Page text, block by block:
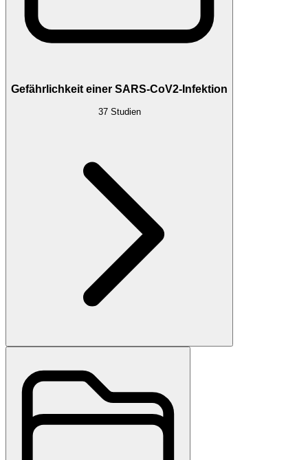
Gefährlichkeit einer SARS-CoV2-Infektion
37 Studien